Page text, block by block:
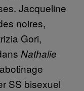
Jacqueline
noires,
Gori,
Nathalie
SS bisexuel